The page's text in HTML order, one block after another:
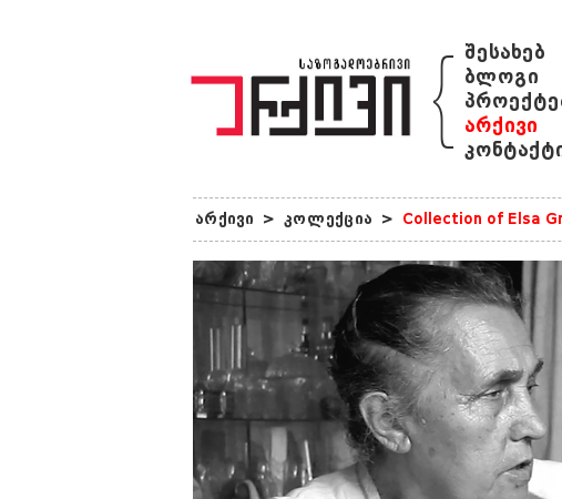
{ შესახებ
ბლოგი
არქივი
არქივი > კოლექცია > Collection of Elsa